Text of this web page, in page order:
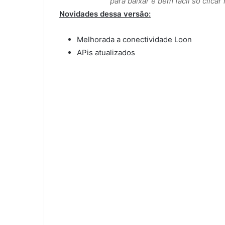
Novidades dessa versão:
Melhorada a conectividade Loon
APis atualizados